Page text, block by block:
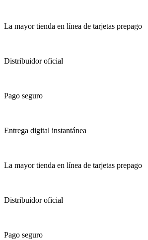
La mayor tienda en línea de tarjetas prepago
Distribuidor oficial
Pago seguro
Entrega digital instantánea
La mayor tienda en línea de tarjetas prepago
Distribuidor oficial
Pago seguro